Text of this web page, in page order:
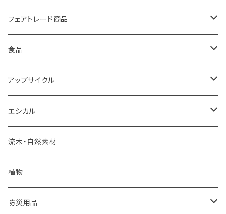
フェアトレード商品
バック
雑貨
食品
食品
モンゴル岩塩
調味料・食品
フェアトレード食品
アップサイクル
エコペーパー
PSペーパー
オリジナルカレンダー
海洋プラスチックごみ
コースター
植木鉢
建築廃材
ウッドボード
天然石
エシカル
炭
くり返し使えるエコアイテム
蜜蝋ラップ
流木・自然素材
植物
防災用品